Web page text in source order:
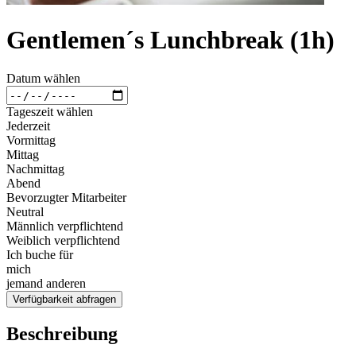
Gentlemen´s Lunchbreak (1h)
Datum wählen
Tageszeit wählen
Jederzeit
Vormittag
Mittag
Nachmittag
Abend
Bevorzugter Mitarbeiter
Neutral
Männlich verpflichtend
Weiblich verpflichtend
Ich buche für
mich
jemand anderen
Verfügbarkeit abfragen
Beschreibung